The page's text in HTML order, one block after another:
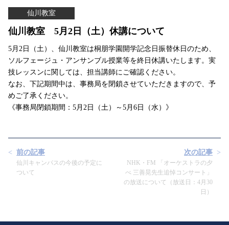
仙川教室
仙川教室 5月2日（土）休講について
5月2日（土）、仙川教室は桐朋学園開学記念日振替休日のため、
ソルフェージュ・アンサンブル授業等を終日休講いたします。実
技レッスンに関しては、担当講師にご確認ください。
なお、下記期間中は、事務局を閉鎖させていただきますので、予
めご了承ください。
《事務局閉鎖期間：5月2日（土）～5月6日（水）》
前の記事
仙川キャンパスの今後の予定に
ついて
次の記事
NHK・FM 「オーケストラの夕
べ 三善晃先生追悼コンサート」
の放送について（放送日：4月30
日）